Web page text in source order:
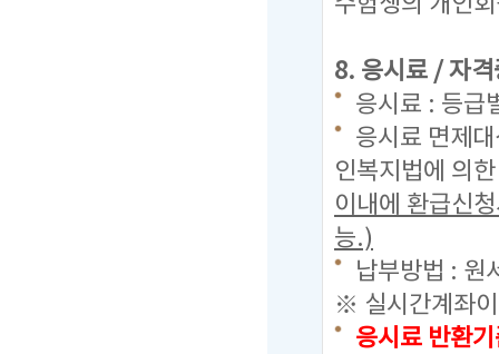
8. 응시료 / 자
응시료 : 등급
응시료 면제
인복지법에 의
이내에 환급신
능.)
납부방법 : 원
※ 실시간계좌
응시료 반환